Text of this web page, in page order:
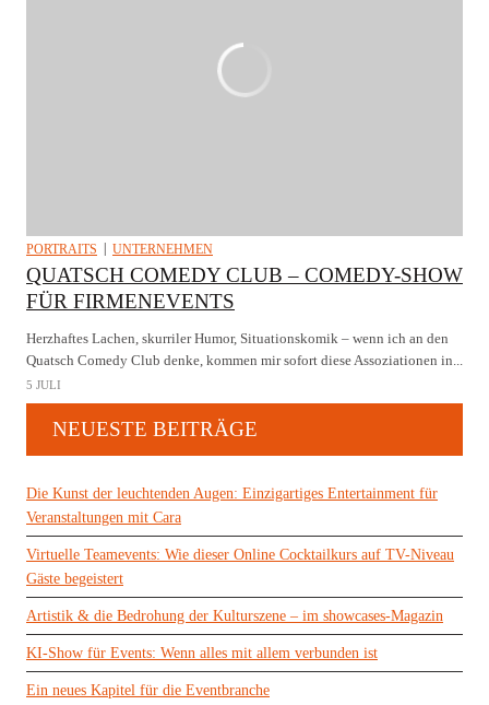
PORTRAITS UNTERNEHMEN
QUATSCH COMEDY CLUB – COMEDY-SHOW
FÜR FIRMENEVENTS
Herzhaftes Lachen, skurriler Humor, Situationskomik – wenn ich an den
Quatsch Comedy Club denke, kommen mir sofort diese Assoziationen in...
5 JULI
NEUESTE BEITRÄGE
Die Kunst der leuchtenden Augen: Einzigartiges Entertainment für
Veranstaltungen mit Cara
Virtuelle Teamevents: Wie dieser Online Cocktailkurs auf TV-Niveau
Gäste begeistert
Artistik & die Bedrohung der Kulturszene – im showcases-Magazin
KI-Show für Events: Wenn alles mit allem verbunden ist
Ein neues Kapitel für die Eventbranche